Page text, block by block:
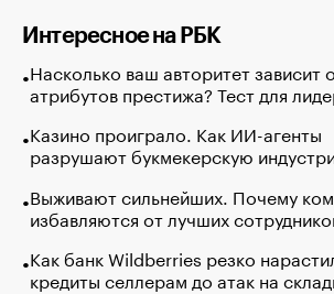
Интересное на РБК
Насколько ваш авторитет зависит
атрибутов престижа? Тест для
Казино проиграло. Как ИИ-агенты
разрушают букмекерскую
Выживают сильнейших. Почему
избавляются от лучших
Как банк Wildberries резко
кредиты селлерам до атак на